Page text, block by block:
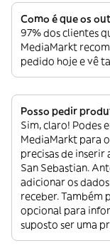
Como é que os
97% dos clientes
MediaMarkt
pedido hoje e vê
Posso pedir
Sim, claro! Podes
MediaMarkt para
precisas de inserir
San Sebastian.
adicionar os
receber. Também
opcional para
suposto ser uma